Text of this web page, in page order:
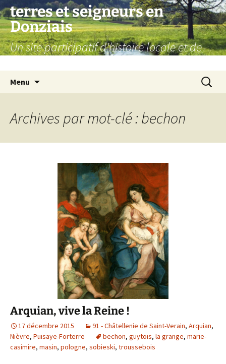
Aller
au
contenu
terres et seigneurs en
Donziais
Un site participatif d'histoire locale et de
Menu
Archives par mot-clé : bechon
Arquian, vive la Reine !
17 décembre 2015 91 - Châtellenie de Saint-Verain, Arquian,
Nièvre, Puisaye-Forterre bechon, guytois, la grange, marie-
casimire, masin, pologne, sobieski, troussebois